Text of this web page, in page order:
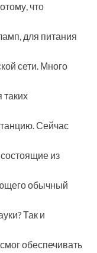
что
для питания
сети. Много
таких
Сейчас
из
обычный
Так и
обеспечивать